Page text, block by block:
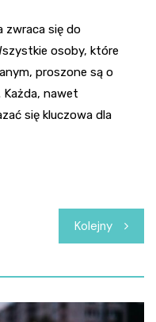
zwraca się do
osoby, które
proszone są o
nawet
się kluczowa dla
Kolejny